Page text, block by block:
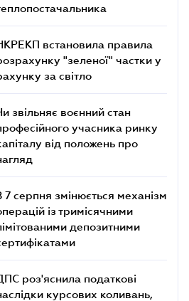
встановила правила
"зеленої" частки у
за світло
звільняє воєнний стан
учасника ринку
від положень про
7 серпня змінюється механізм
із тримісячними
депозитними
роз'яснила податкові
курсових коливань,